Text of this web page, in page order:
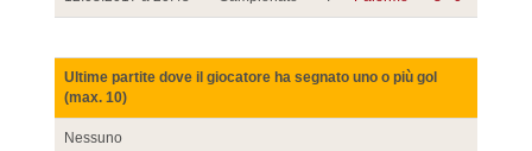
Ultime partite dove il giocatore ha segnato uno o più gol
(max. 10)
Nessuno